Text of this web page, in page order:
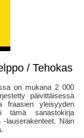
/ Tehokas
on mukana 2 000
päivittäisessä
fraasien yleisyyden
tämä sanastokirja
lauserakenteet. Näin